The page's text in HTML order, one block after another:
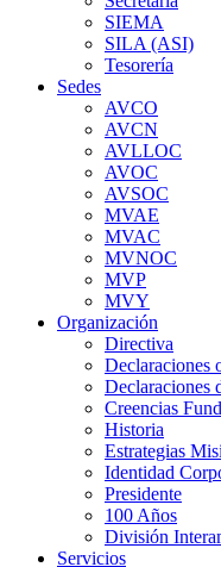
SIEMA
SILA (ASI)
Tesorería
Sedes
AVCO
AVCN
AVLLOC
AVOC
AVSOC
MVAE
MVAC
MVNOC
MVP
MVY
Organización
Directiva
Declaraciones
Declaraciones
Creencias
Historia
Estrategias
Identidad
Presidente
100 Años
División
Servicios